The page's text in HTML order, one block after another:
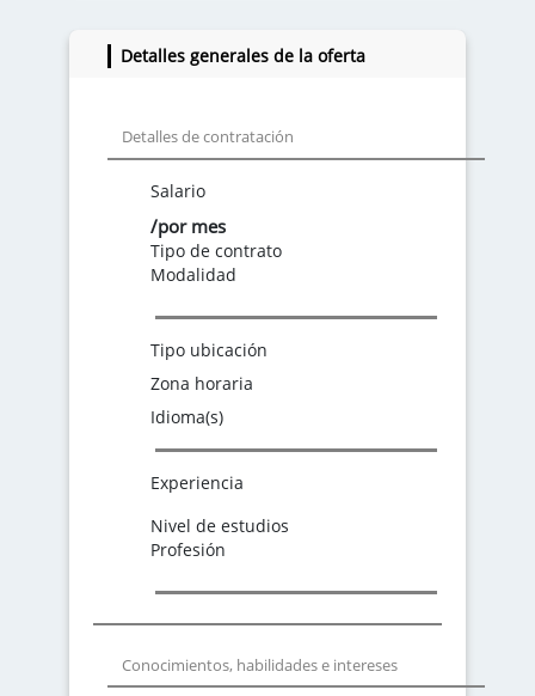
Detalles generales de la oferta
Detalles de contratación
Salario
/por mes
Tipo de contrato
Modalidad
Tipo ubicación
Zona horaria
Idioma(s)
Experiencia
Nivel de estudios
Profesión
Conocimientos, habilidades e intereses